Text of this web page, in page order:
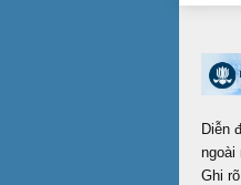
Diễn
ngoài
Ghi